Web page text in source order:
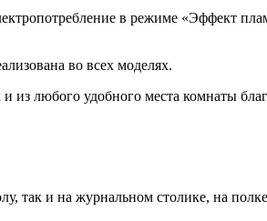
в режиме «Эффект
во всех моделях.
любого удобного места комнаты
так и на журнальном столике, на